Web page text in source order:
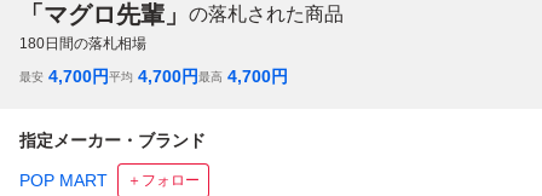
「マグロ先輩」 の落札された商品
180日間の落札相場
最安 4,700円平均 4,700円最高 4,700円
指定メーカー・ブランド
POP MART ＋フォロー